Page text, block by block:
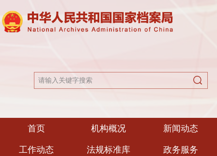
首页 机构概况 新闻动态
工作动态 法规标准库 政务服务